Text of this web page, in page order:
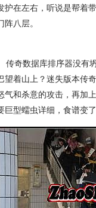
护在左右，听说是帮着
阵八层。
传奇数据库排序器没有
望着山上？迷失版本传
气和杀意的攻击，再加
巨型蠕虫详细，食谱变